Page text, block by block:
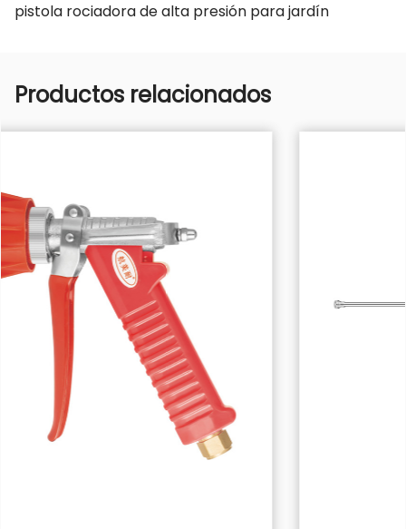
pistola rociadora de alta presión para jardín
Productos relacionados